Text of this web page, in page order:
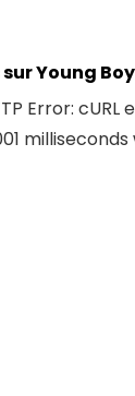
Young
Error: